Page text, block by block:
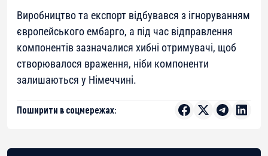
Виробництво та експорт відбувався з ігноруванням
європейського ембарго, а під час відправлення
компонентів зазначалися хибні отримувачі, щоб
створювалося враження, ніби компоненти
залишаються у Німеччині.
Поширити в соцмережах: